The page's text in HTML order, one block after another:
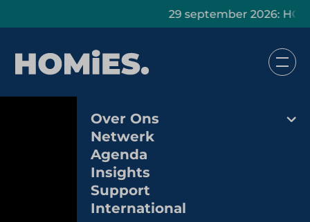
29 september 2026: HOMiES
Over Ons
Netwerk
Agenda
Insights
Support
International